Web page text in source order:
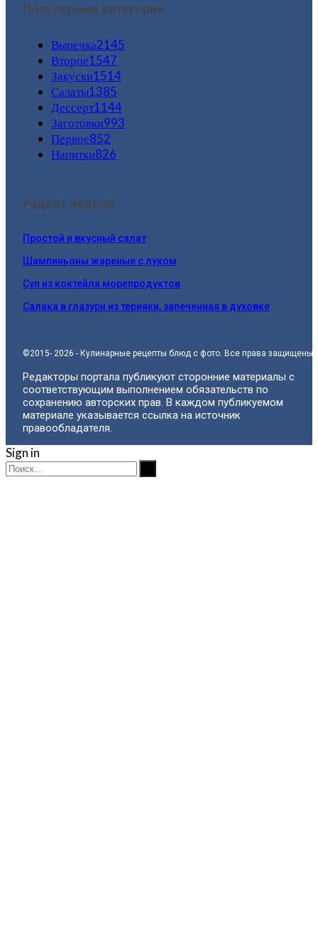
Популярные категории
Выпечка2145
Второе1547
Закуски1514
Салаты1385
Дессерт1144
Заготовки993
Первое852
Напитки826
Рецепт недели:
Простой и вкусный салат
Шампиньоны жареные с луком
Суп из коктейля морепродуктов
Салака в глазури из терияки, запеченная в духовке
©2015- 2026 - Кулинарные рецепты блюд с фото. Все права защищены.
Редакторы портала публикуют сторонние материалы с
соответствующим выполнением обязательств по
сохранению авторских прав. В каждом публикуемом
материале указывается ссылка на источник
правообладателя.
Sign in